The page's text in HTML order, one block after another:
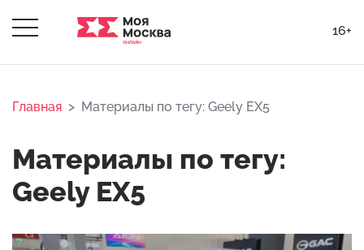
16+
Главная Материалы по тегу: Geely EX5
Материалы по тегу:
Geely EX5